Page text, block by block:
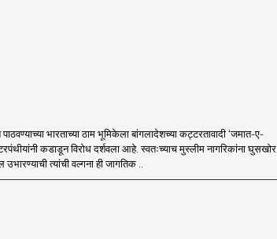
भारताच्या ठाम भूमिकेला बांगलादेशच्या कट्टरतावादी ‘जमात-ए-
कडाडून विरोध दर्शवला आहे. स्वतःच्याच मुस्लीम नागरिकांना घुसखोर
त्यांची वल्गना ही जागतिक ..